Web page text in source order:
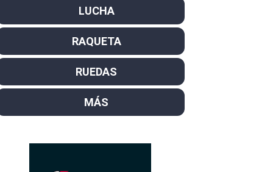
como campeón
Cassidy y el nuevo líder Dennis
Pro
LUCHA
RAQUETA
RUEDAS
MÁS